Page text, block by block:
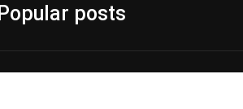
Popular posts